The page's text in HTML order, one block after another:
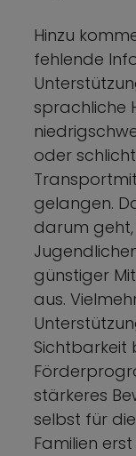
Hinzu
fehlende
sprachliche
oder
gelangen.
darum geht,
günstiger
aus.
Sichtbarkeit
stärkeres
selbst für
Familien